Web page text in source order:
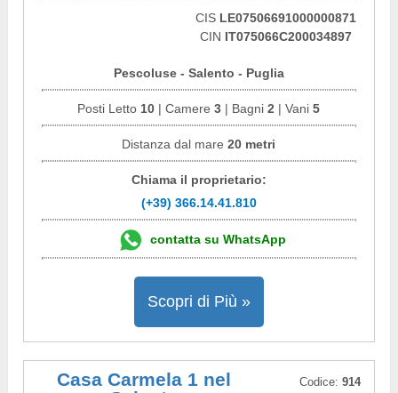
CIS LE07506691000000871
CIN IT075066C200034897
Pescoluse - Salento - Puglia
Posti Letto 10 | Camere3 | Bagni2 | Vani5
Distanza dal mare20 metri
Chiama il proprietario:
(+39) 366.14.41.810
contatta su WhatsApp
Scopri di Più »
Casa Carmela 1 nel
Codice: 914